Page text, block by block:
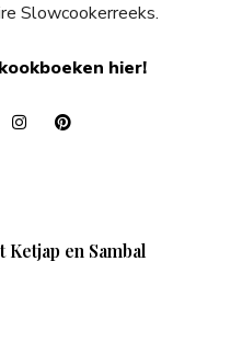
Slowcookerreeks.
hier!
Ketjap en Sambal